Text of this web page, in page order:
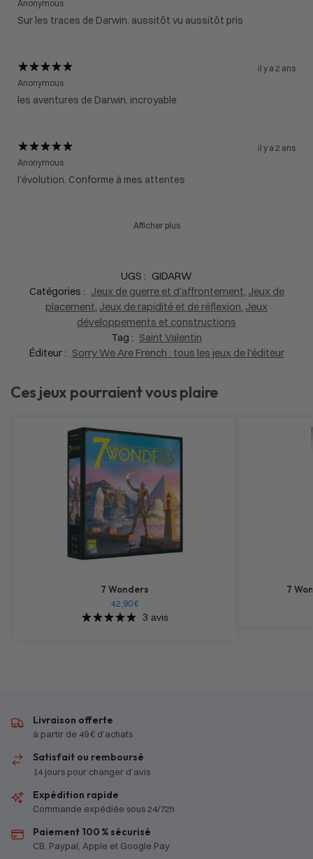
Anonymous
Sur les traces de Darwin. aussitôt vu aussitôt pris
il y a 2 ans
Anonymous
les aventures de Darwin. incroyable
il y a 2 ans
Anonymous
l'évolution. Conforme à mes attentes
Afficher plus
UGS : GIDARW
Catégories : Jeux de guerre et d'affrontement, Jeux de
placement, Jeux de rapidité et de réflexion, Jeux
développements et constructions
Tag : Saint Valentin
Éditeur : Sorry We Are French : tous les jeux de l'éditeur
Ces jeux pourraient vous plaire
7 Wonders
42,90€
3 avis
7
Livraison offerte
à partir de 49 € d’achats
Satisfait ou remboursé
14 jours pour changer d’avis
Expédition rapide
Commande expédiée sous 24/72h
Paiement 100 % sécurisé
CB, Paypal, Apple et Google Pay